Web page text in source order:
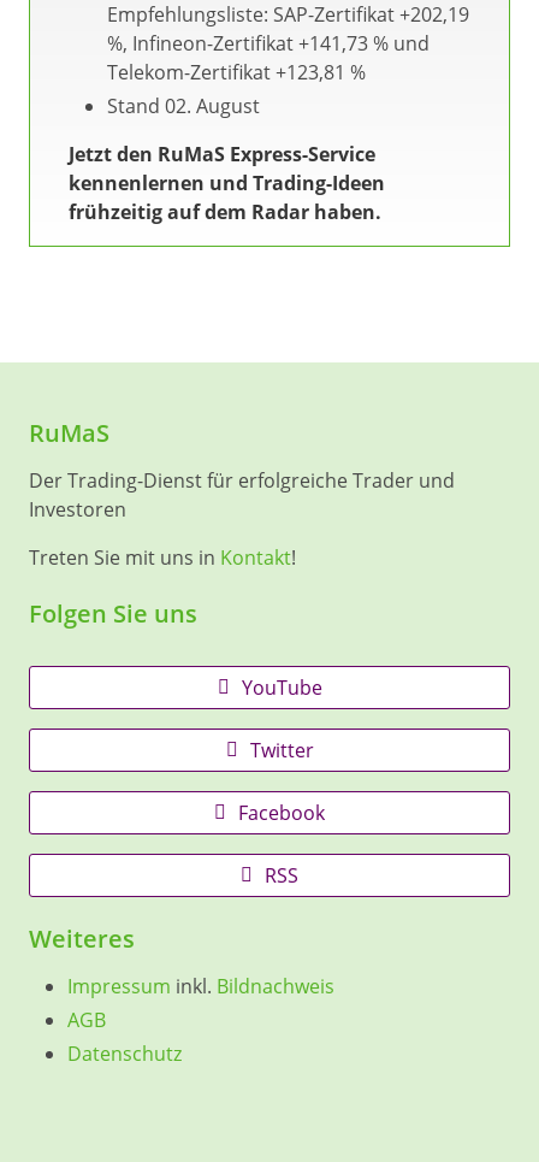
Empfehlungsliste: SAP-Zertifikat +202,19
%, Infineon-Zertifikat +141,73 % und
Telekom-Zertifikat +123,81 %
Stand 02. August
Jetzt den RuMaS Express-Service
kennenlernen und Trading-Ideen
frühzeitig auf dem Radar haben.
RuMaS
Der Trading-Dienst für erfolgreiche Trader und
Investoren
Treten Sie mit uns in Kontakt!
Folgen Sie uns
YouTube
Twitter
Facebook
RSS
Weiteres
Impressum inkl. Bildnachweis
AGB
Datenschutz